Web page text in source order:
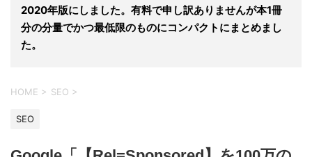
2020年版にしました。有料で申し訳ありませんが本1冊
分の分量でかつ最低限のものにコンパクトにまとめまし
た。
HOME > SEO >
SEO